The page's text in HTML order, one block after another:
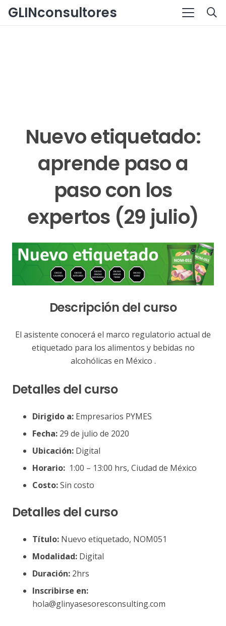
GLINconsultores
Nuevo etiquetado:
aprende paso a
paso con los
expertos (29 julio)
Descripción del curso
El asistente conocerá el marco regulatorio actual de
etiquetado para los alimentos y bebidas no
alcohólicas en México .
Detalles del curso
Dirigido a: Empresarios PYMES
Fecha: 29 de julio de 2020
Ubicación: Digital
Horario: 1:00 – 13:00 hrs, Ciudad de México
Costo:Sin costo
Detalles del curso
Título: Nuevo etiquetado, NOM051
Modalidad: Digital
Duración: 2hrs
Inscribirse en:
hola@glinyasesoresconsulting.com